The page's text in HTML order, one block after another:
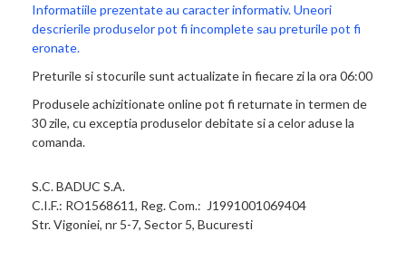
Informatiile prezentate au caracter informativ. Uneori
descrierile produselor pot fi incomplete sau preturile pot fi
eronate.
Preturile si stocurile sunt actualizate in fiecare zi la ora 06:00
Produsele achizitionate online pot fi returnate in termen de
30 zile, cu exceptia produselor debitate si a celor aduse la
comanda.
S.C. BADUC S.A.
C.I.F.: RO1568611, Reg. Com.: J1991001069404
Str. Vigoniei, nr 5-7, Sector 5, Bucuresti